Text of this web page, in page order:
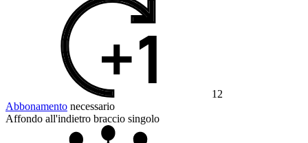
12
Abbonamento necessario
Affondo all'indietro braccio singolo